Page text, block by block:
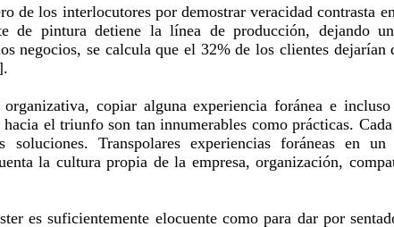
de los interlocutores por demostrar veracidad contrasta
de pintura detiene la línea de producción, dejando
negocios, se calcula que el 32% de los clientes dejarían
copiar alguna experiencia foránea e
el triunfo son tan innumerables como prácticas.
Transpolares experiencias foráneas en un
la cultura propia de la empresa, organización,
es suficientemente elocuente como para dar por